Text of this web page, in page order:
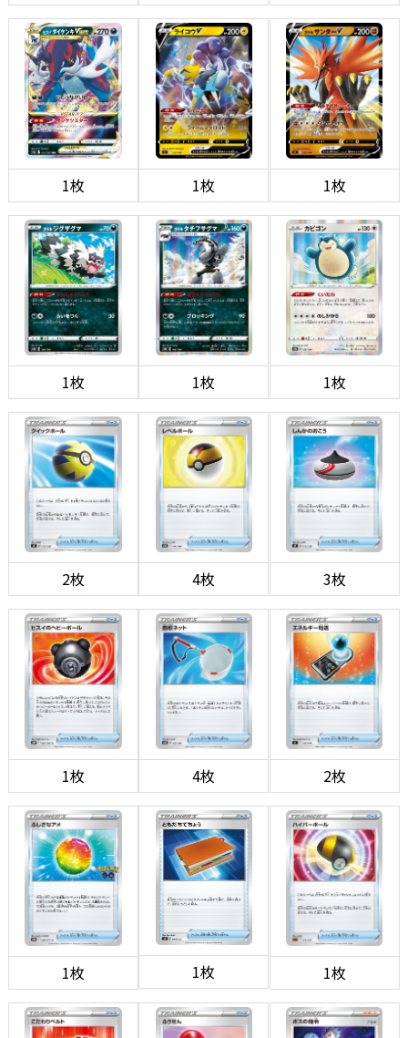
1枚 1枚 1枚
1枚 1枚 1枚
2枚 4枚 3枚
1枚 4枚 2枚
1枚 1枚 1枚